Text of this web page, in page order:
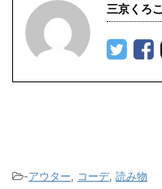
三京くろこ
-アウター, コーデ, 読み物